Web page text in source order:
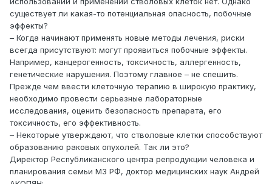
существует ли какая-то потенциальная опасность, побочные
эффекты?
– Когда начинают применять новые методы лечения, риски
всегда присутствуют: могут проявиться побочные эффекты.
Например, канцерогенность, токсичность, аллергенность,
генетические нарушения. Поэтому главное – не спешить.
Прежде чем ввести клеточную терапию в широкую практику,
необходимо провести серьезные лабораторные
исследования, оценить безопасность препарата, его
токсичность, его эффективность.
– Некоторые утверждают, что стволовые клетки способствуют
образованию раковых опухолей. Так ли это?
Директор Республиканского центра репродукции человека и
планирования семьи МЗ РФ, доктор медицинских наук Андрей